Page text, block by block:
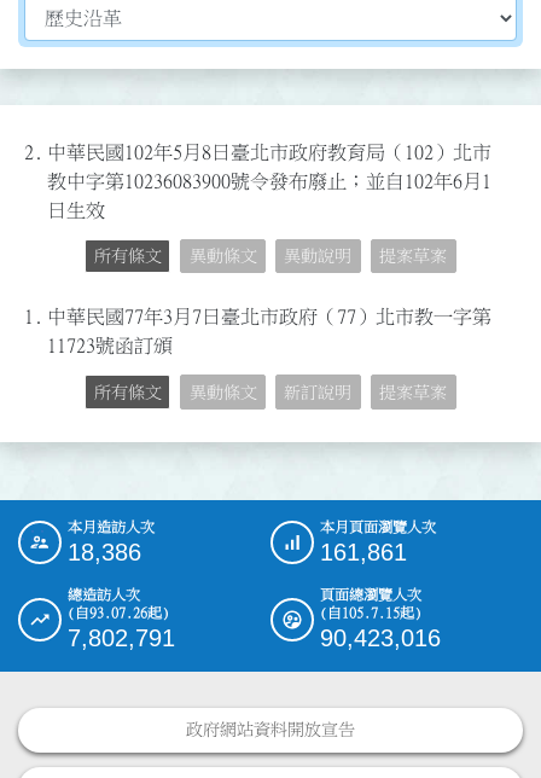
切換選擇法規資訊內容
2.
中華民國102年5月8日臺北市政府教育局（102）北市
教中字第10236083900號令發布廢止；並自102年6月1
日生效
所有條文 異動條文 異動說明 提案草案
1. 中華民國77年3月7日臺北市政府（77）北市教一字第
11723號函訂頒
所有條文 異動條文 新訂說明 提案草案
::: 本月造訪人次
18,386
本月頁面瀏覽人次
161,861
總造訪人次
(自93.07.26起)
7,802,791
頁面總瀏覽人次
(自105.7.15起)
90,423,016
政府網站資料開放宣告